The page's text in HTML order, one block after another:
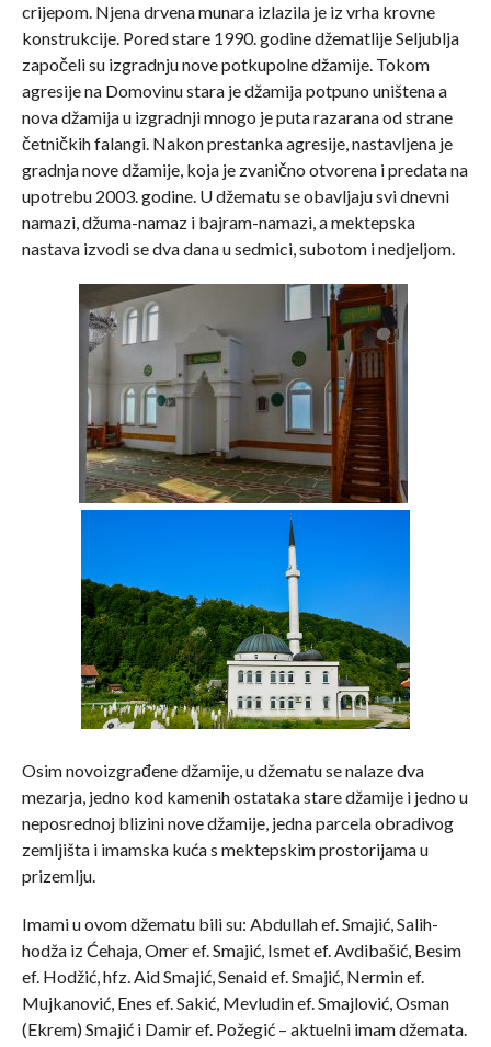
crijepom. Njena drvena munara izlazila je iz vrha krovne
konstrukcije. Pored stare 1990. godine džematlije Seljublja
započeli su izgradnju nove potkupolne džamije. Tokom
agresije na Domovinu stara je džamija potpuno uništena a
nova džamija u izgradnji mnogo je puta razarana od strane
četničkih falangi. Nakon prestanka agresije, nastavljena je
gradnja nove džamije, koja je zvanično otvorena i predata na
upotrebu 2003. godine. U džematu se obavljaju svi dnevni
namazi, džuma-namaz i bajram-namazi, a mektepska
nastava izvodi se dva dana u sedmici, subotom i nedjeljom.
Osim novoizgrađene džamije, u džematu se nalaze dva
mezarja, jedno kod kamenih ostataka stare džamije i jedno u
neposrednoj blizini nove džamije, jedna parcela obradivog
zemljišta i imamska kuća s mektepskim prostorijama u
prizemlju.
Imami u ovom džematu bili su: Abdullah ef. Smajić, Salih-
hodža iz Ćehaja, Omer ef. Smajić, Ismet ef. Avdibašić, Besim
ef. Hodžić, hfz. Aid Smajić, Senaid ef. Smajić, Nermin ef.
Mujkanović, Enes ef. Sakić, Mevludin ef. Smajlović, Osman
(Ekrem) Smajić i Damir ef. Požegić – aktuelni imam džemata.